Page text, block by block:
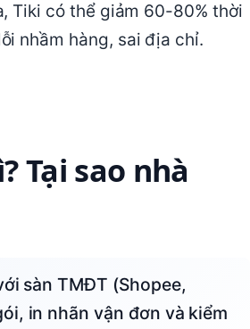
Tiki có thể giảm 60-80% thời
nhầm hàng, sai địa chỉ.
Tại sao nhà
in nhãn vận đơn và kiểm